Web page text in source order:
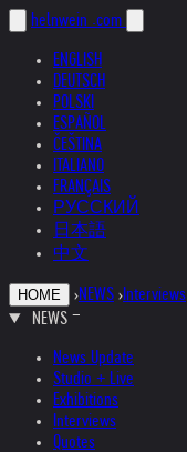
helnwein .com
ENGLISH
DEUTSCH
POLSKI
ESPAÑOL
ČEŠTINA
ITALIANO
FRANÇAIS
РУССКИЙ
日本語
中文
HOME ›NEWS ›Interviews
NEWS
News Update
Studio + Live
Exhibitions
Interviews
Quotes